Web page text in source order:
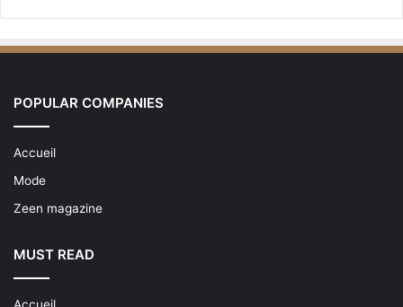
POPULAR COMPANIES
Accueil
Mode
Zeen magazine
MUST READ
Accueil